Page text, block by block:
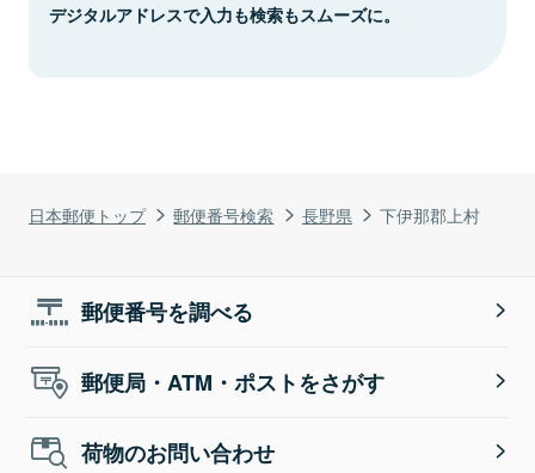
日本郵便トップ 郵便番号検索 長野県 下伊那郡上村
デジタルアドレスで入力も検索もスムーズに。
郵便番号を調べる
郵便局・ATM・ポストをさがす
荷物のお問い合わせ